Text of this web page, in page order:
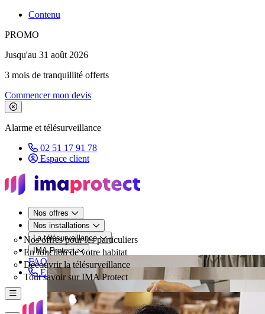
Contenu
PROMO
Jusqu'au 31 août 2026
3 mois de tranquillité offerts
Commencer mon devis
Fermer le bandeau de promotion
Alarme et télésurveillance
02 51 17 91 78
Espace client
Nos offres
Nos offres pour les particuliers
Nos installations
En fonction de votre habitat
La télésurveillance
Découvrir la télésurveillance
IMA Protect
Tout savoir sur IMA Protect
FAQ
Être rappelé
Menu